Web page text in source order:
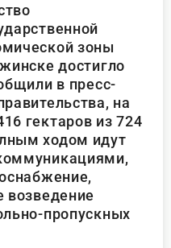
зоны
достигло
в пресс-
на
гектаров из 724
ходом идут
возведение
пропускных